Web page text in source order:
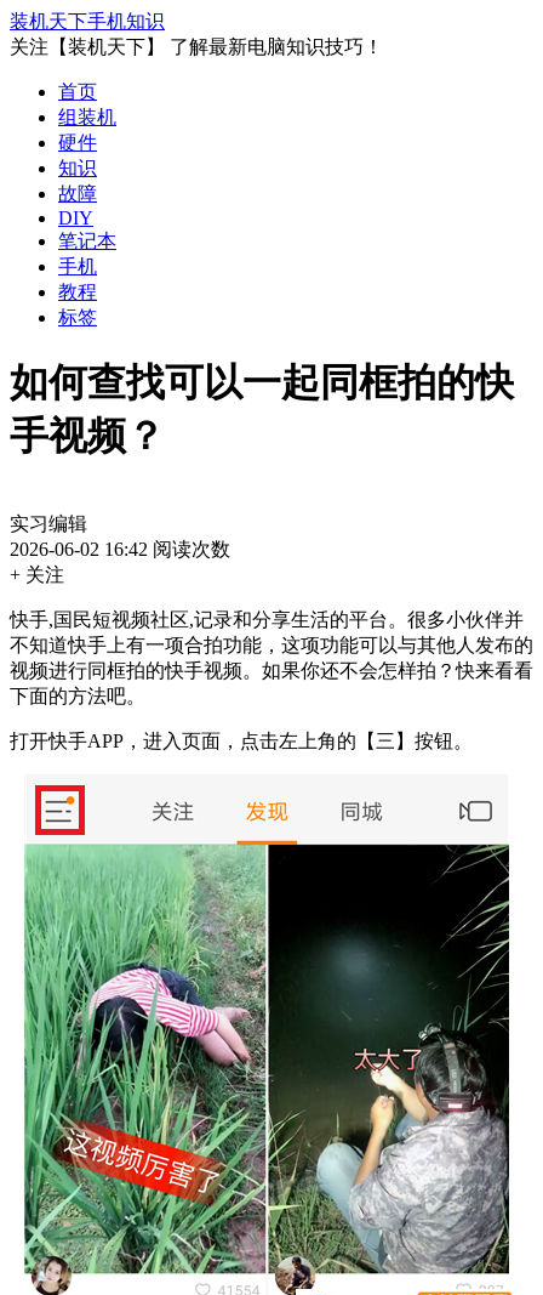
装机天下手机知识
关注【装机天下】 了解最新电脑知识技巧！
首页
组装机
硬件
知识
故障
DIY
笔记本
手机
教程
标签
如何查找可以一起同框拍的快
手视频？
实习编辑
2026-06-02 16:42 阅读次数
+ 关注
快手,国民短视频社区,记录和分享生活的平台。很多小伙伴并
不知道快手上有一项合拍功能，这项功能可以与其他人发布的
视频进行同框拍的快手视频。如果你还不会怎样拍？快来看看
下面的方法吧。
打开快手APP，进入页面，点击左上角的【三】按钮。